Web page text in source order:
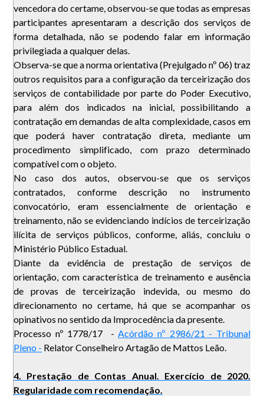
vencedora do certame, observou-se que todas as empresas
participantes apresentaram a descrição dos serviços de
forma detalhada, não se podendo falar em informação
privilegiada a qualquer delas.
Observa-se que a norma orientativa (Prejulgado nº 06) traz
outros requisitos para a configuração da terceirização dos
serviços de contabilidade por parte do Poder Executivo,
para além dos indicados na inicial, possibilitando a
contratação em demandas de alta complexidade, casos em
que poderá haver contratação direta, mediante um
procedimento simplificado, com prazo determinado
compatível com o objeto.
No caso dos autos, observou-se que os serviços
contratados, conforme descrição no instrumento
convocatório, eram essencialmente de orientação e
treinamento, não se evidenciando indícios de terceirização
ilícita de serviços públicos, conforme, aliás, concluiu o
Ministério Público Estadual.
Diante da evidência de prestação de serviços de
orientação, com característica de treinamento e ausência
de provas de terceirização indevida, ou mesmo do
direcionamento no certame, há que se acompanhar os
opinativos no sentido da Improcedência da presente.
Processo nº 1778/17 -Acórdão nº 2986/21 - Tribunal
Pleno - Relator Conselheiro Artagão de Mattos Leão.
4. Prestação de Contas Anual. Exercício de 2020.
Regularidade com recomendação.